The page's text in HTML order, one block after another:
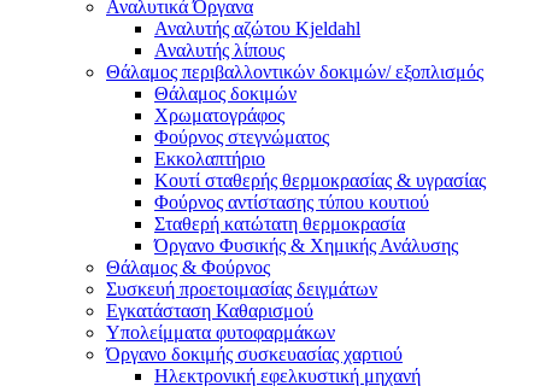
Αναλυτικά Όργανα
Αναλυτής αζώτου Kjeldahl
Αναλυτής λίπους
Θάλαμος περιβαλλοντικών δοκιμών/ εξοπλισμός
Θάλαμος δοκιμών
Χρωματογράφος
Φούρνος στεγνώματος
Εκκολαπτήριο
Κουτί σταθερής θερμοκρασίας & υγρασίας
Φούρνος αντίστασης τύπου κουτιού
Σταθερή κατώτατη θερμοκρασία
Όργανο Φυσικής & Χημικής Ανάλυσης
Θάλαμος & Φούρνος
Συσκευή προετοιμασίας δειγμάτων
Εγκατάσταση Καθαρισμού
Υπολείμματα φυτοφαρμάκων
Όργανο δοκιμής συσκευασίας χαρτιού
Ηλεκτρονική εφελκυστική μηχανή